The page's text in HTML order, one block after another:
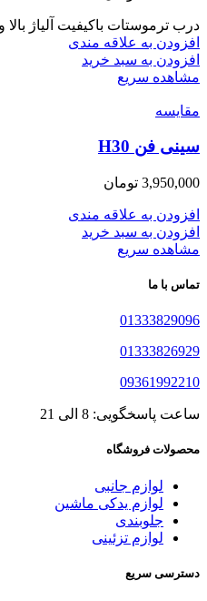
درب ترموستات باکیفیت آلیاژ
افزودن به علاقه مندی
افزودن به سبد خرید
مشاهده سریع
مقایسه
سینی فن H30
3,950,000 تومان
افزودن به علاقه مندی
افزودن به سبد خرید
مشاهده سریع
تماس با ما
01333829096
01333826929
09361992210
ساعت پاسخگویی: 8 الی 21
محصولات فروشگاه
لوازم جانبی
لوازم یدکی ماشین
جلوبندی
لوازم تزئینی
دسترسی سریع